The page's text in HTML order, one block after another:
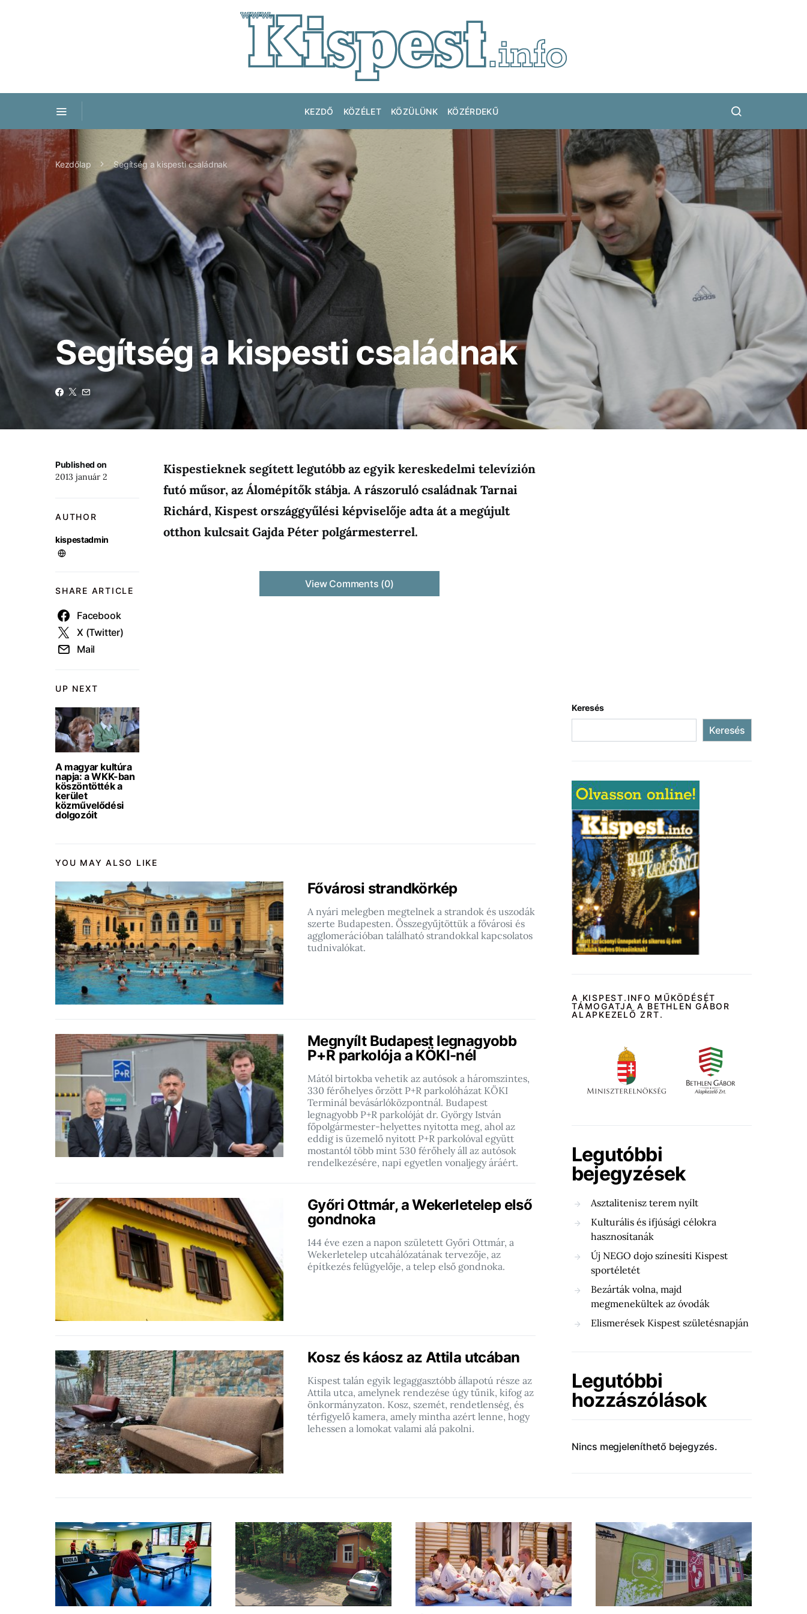
KEZDŐ KÖZÉLET KÖZÜLÜNK KÖZÉRDEKŰ
Kezdőlap Segítség a kispesti családnak
Segítség a kispesti családnak
UP NEXT
A magyar kultúra
napja: a WKK-ban
köszöntötték a
kerület
közművelődési
dolgozóit
Published on
2013 január 2
AUTHOR
kispestadmin
SHARE ARTICLE
Facebook
X (Twitter)
Mail
Kispestieknek segített legutóbb az egyik kereskedelmi televízión
futó műsor, az Álomépítők stábja. A rászoruló családnak Tarnai
Richárd, Kispest országgyűlési képviselője adta át a megújult
otthon kulcsait Gajda Péter polgármesterrel.
View Comments (0)
YOU MAY ALSO LIKE
Fővárosi strandkörkép
A nyári melegben megtelnek a strandok és uszodák
szerte Budapesten. Összegyűjtöttük a fővárosi és
agglomerációban található strandokkal kapcsolatos
tudnivalókat.
Megnyílt Budapest legnagyobb
P+R parkolója a KÖKI-nél
Mától birtokba vehetik az autósok a háromszintes,
330 férőhelyes őrzött P+R parkolóházat KÖKI
Terminál bevásárlóközpontnál. Budapest
legnagyobb P+R parkolóját dr. György István
főpolgármester-helyettes nyitotta meg, ahol az
eddig is üzemelő nyitott P+R parkolóval együtt
mostantól több mint 530 férőhely áll az autósok
rendelkezésére, napi egyetlen vonaljegy áráért.
Győri Ottmár, a Wekerletelep első
gondnoka
144 éve ezen a napon született Győri Ottmár, a
Wekerletelep utcahálózatának tervezője, az
építkezés felügyelője, a telep első gondnoka.
Kosz és káosz az Attila utcában
Kispest talán egyik legaggasztóbb állapotú része az
Attila utca, amelynek rendezése úgy tűnik, kifog az
önkormányzaton. Kosz, szemét, rendetlenség, és
térfigyelő kamera, amely mintha azért lenne, hogy
lehessen a lomokat valami alá pakolni.
Keresés
Keresés
A KISPEST.INFO MŰKÖDÉSÉT
TÁMOGATJA A BETHLEN GÁBOR
ALAPKEZELŐ ZRT.
Legutóbbi
bejegyzések
Asztalitenisz terem nyílt
Kulturális és ifjúsági célokra
hasznosítanák
Új NEGO dojo színesíti Kispest
sportéletét
Bezárták volna, majd
megmenekültek az óvodák
Elismerések Kispest születésnapján
Legutóbbi
hozzászólások
Nincs megjeleníthető bejegyzés.